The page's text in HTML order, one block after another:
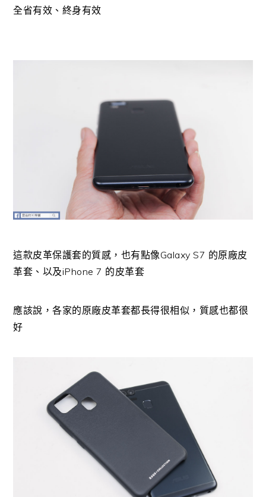
全省有效、終身有效
這款皮革保護套的質感，也有點像Galaxy S7 的原廠皮
革套、以及iPhone 7 的皮革套
應該說，各家的原廠皮革套都長得很相似，質感也都很
好